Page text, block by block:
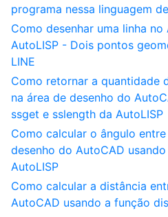
programa nessa linguagem
Como desenhar uma linha no
AutoLISP - Dois pontos
LINE
Como retornar a quantidade
na área de desenho do
ssget e sslength da AutoLISP
Como calcular o ângulo
desenho do AutoCAD
AutoLISP
Como calcular a distância
AutoCAD usando a função